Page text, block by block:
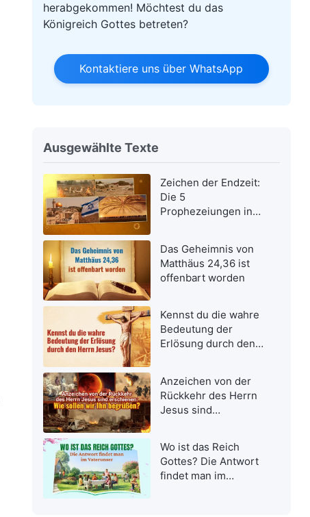
herabgekommen! Möchtest du das
Königreich Gottes betreten?
Kontaktiere uns über WhatsApp
Ausgewählte Texte
Zeichen der Endzeit:
Die 5
Prophezeiungen in
Herrn Jesus wurden
erfüllt
Das Geheimnis von
Matthäus 24,36 ist
offenbart worden
Kennst du die wahre
Bedeutung der
Erlösung durch den
Anzeichen von der
Rückkehr des Herrn
Jesus sind
begrüßen?
Wo ist das Reich
Gottes? Die Antwort
findet man im